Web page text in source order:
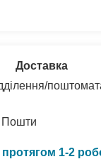
Доставка
Пошти
протягом 1-2